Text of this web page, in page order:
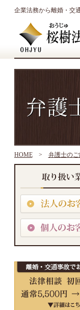
企業法務から離婚・交
HOME> 弁護士の